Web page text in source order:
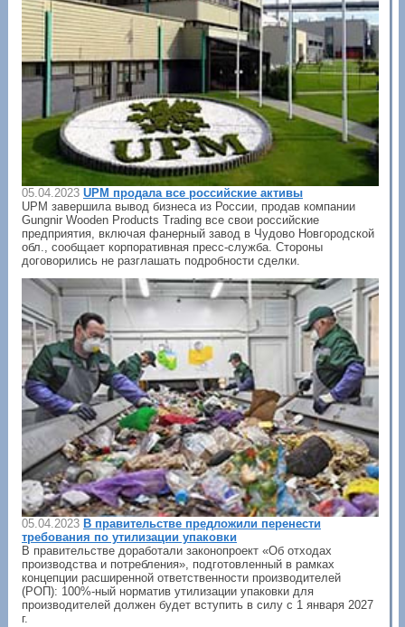
05.04.2023 UPM продала все российские активы
UPM завершила вывод бизнеса из России, продав компании
Gungnir Wooden Products Trading все свои российские
предприятия, включая фанерный завод в Чудово Новгородской
обл., сообщает корпоративная пресс-служба. Стороны
договорились не разглашать подробности сделки.
05.04.2023 В правительстве предложили перенести
требования по утилизации упаковки
В правительстве доработали законопроект «Об отходах
производства и потребления», подготовленный в рамках
концепции расширенной ответственности производителей
(РОП): 100%-ный норматив утилизации упаковки для
производителей должен будет вступить в силу с 1 января 2027
г.